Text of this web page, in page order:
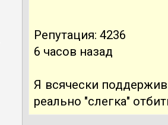
Репутация: 4236
6 часов назад
Я всячески
реально "слегка"